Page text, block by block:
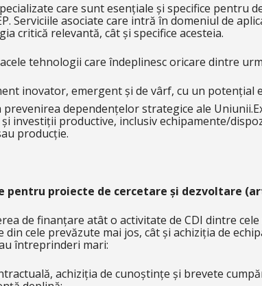
care sunt esențiale și specifice pentru
Serviciile asociate care intră în domeniul de
critică relevantă, cât și specifice acesteia.
tehnologii care îndeplinesc oricare dintre
inovator, emergent și de vârf, cu un potențial
dependențelor strategice ale
investiții productive, inclusiv echipamente/
producție.
proiecte de cercetare și dezvoltare (art.
de finanțare atât o activitate de CDI dintre
cele prevăzute mai jos, cât și achiziția de
întreprinderi mari:
achiziția de cunoștințe și brevete